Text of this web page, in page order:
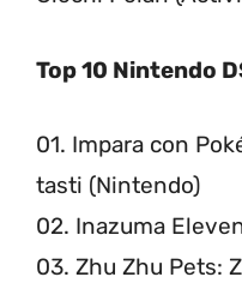
Top 10 Nintendo
01. Impara con
tasti (Nintendo)
02. Inazuma
03. Zhu Zhu Pets: